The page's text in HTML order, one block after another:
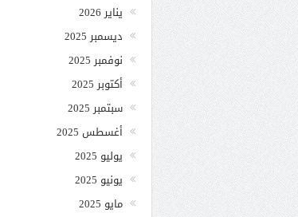
يناير 2026
ديسمبر 2025
نوفمبر 2025
أكتوبر 2025
سبتمبر 2025
أغسطس 2025
يوليو 2025
يونيو 2025
مايو 2025